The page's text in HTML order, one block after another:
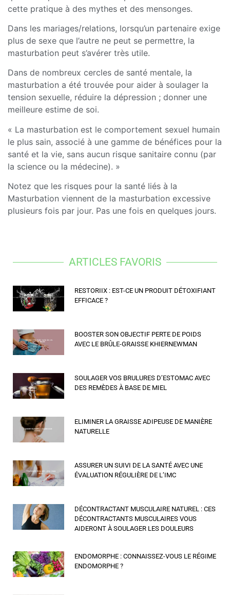
cette pratique à des mythes et des mensonges.
Dans les mariages/relations, lorsqu’un partenaire exige
plus de sexe que l’autre ne peut se permettre, la
masturbation peut s’avérer très utile.
Dans de nombreux cercles de santé mentale, la
masturbation a été trouvée pour aider à soulager la
tension sexuelle, réduire la dépression ; donner une
meilleure estime de soi.
« La masturbation est le comportement sexuel humain
le plus sain, associé à une gamme de bénéfices pour la
santé et la vie, sans aucun risque sanitaire connu (par
la science ou la médecine). »
Notez que les risques pour la santé liés à la
Masturbation viennent de la masturbation excessive
plusieurs fois par jour. Pas une fois en quelques jours.
ARTICLES FAVORIS
RESTORIIX : EST-CE UN PRODUIT DÉTOXIFIANT
EFFICACE ?
BOOSTER SON OBJECTIF PERTE DE POIDS
AVEC LE BRÛLE-GRAISSE KHIERNEWMAN
SOULAGER VOS BRULURES D’ESTOMAC AVEC
DES REMÈDES À BASE DE MIEL
ELIMINER LA GRAISSE ADIPEUSE DE MANIÈRE
NATURELLE
ASSURER UN SUIVI DE LA SANTÉ AVEC UNE
ÉVALUATION RÉGULIÈRE DE L’IMC
DÉCONTRACTANT MUSCULAIRE NATUREL : CES
DÉCONTRACTANTS MUSCULAIRES VOUS
AIDERONT À SOULAGER LES DOULEURS
ENDOMORPHE : CONNAISSEZ-VOUS LE RÉGIME
ENDOMORPHE ?